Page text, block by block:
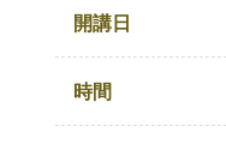
開講日
時間